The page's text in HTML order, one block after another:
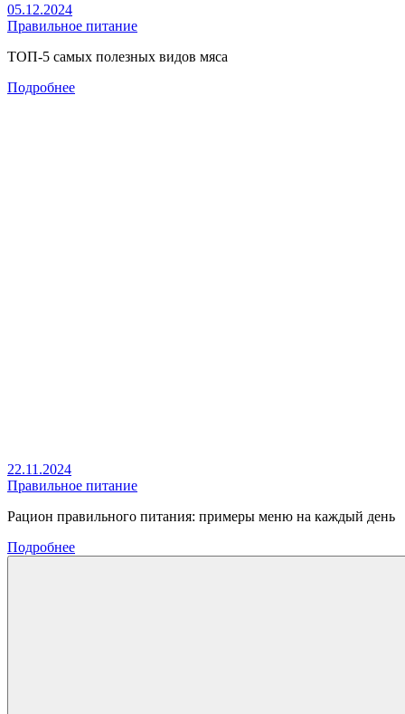
05.12.2024
Правильное питание
ТОП-5 самых полезных видов мяса
Подробнее
22.11.2024
Правильное питание
Рацион правильного питания: примеры меню на каждый день
Подробнее